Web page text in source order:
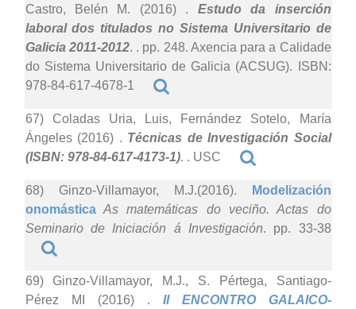
Castro, Belén M. (2016) . Estudo da inserción
laboral dos titulados no Sistema Universitario de
Galicia 2011-2012. . pp. 248. Axencia para a Calidade
do Sistema Universitario de Galicia (ACSUG). ISBN:
978-84-617-4678-1
67) Coladas Uria, Luis, Fernández Sotelo, María
Ángeles (2016) . Técnicas de Investigación Social
(ISBN: 978-84-617-4173-1). . USC
68) Ginzo-Villamayor, M.J.(2016).
Modelización
onomásticaAs matemáticas do veciño. Actas do
Seminario de Iniciación á Investigación. pp. 33-38
69) Ginzo-Villamayor, M.J., S. Pértega, Santiago-
Pérez MI (2016) . II ENCONTRO GALAICO-